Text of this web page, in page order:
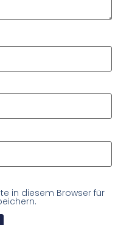
in diesem Browser für